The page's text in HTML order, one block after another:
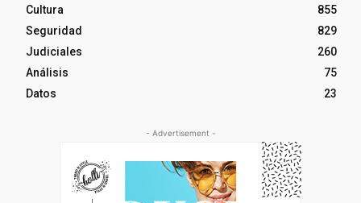
Cultura
855
Seguridad
829
Judiciales
260
Análisis
75
Datos
23
- Advertisement -